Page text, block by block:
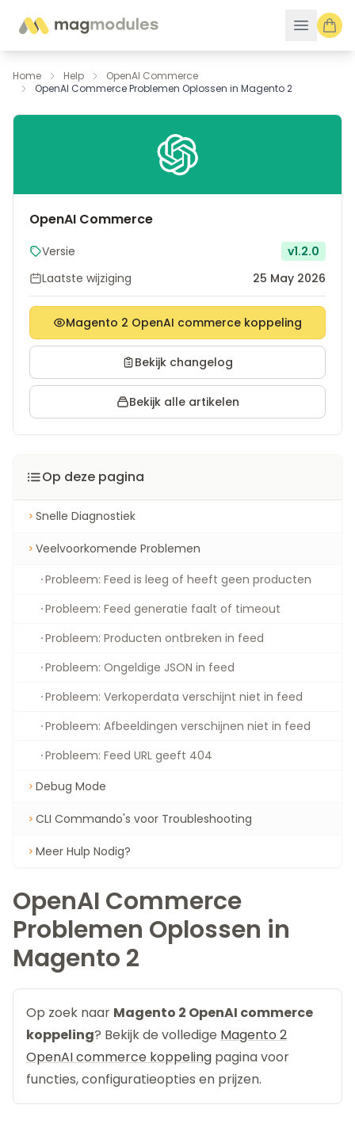
Home Help
OpenAI Commerce
OpenAI Commerce Problemen Oplossen in Magento 2
OpenAI Commerce
Versie
v1.2.0
Laatste wijziging
25 May 2026
Magento 2 OpenAI commerce koppeling
Bekijk changelog
Bekijk alle artikelen
Op deze pagina
Snelle Diagnostiek
Veelvoorkomende Problemen
Probleem: Feed is leeg of heeft geen producten
Probleem: Feed generatie faalt of timeout
Probleem: Producten ontbreken in feed
Probleem: Ongeldige JSON in feed
Probleem: Verkoperdata verschijnt niet in feed
Probleem: Afbeeldingen verschijnen niet in feed
Probleem: Feed URL geeft 404
Debug Mode
CLI Commando's voor Troubleshooting
Meer Hulp Nodig?
OpenAI Commerce
Problemen Oplossen in
Magento 2
Op zoek naar Magento 2 OpenAI commerce
koppeling? Bekijk de volledige Magento 2
OpenAI commerce koppeling pagina voor
functies, configuratieopties en prijzen.